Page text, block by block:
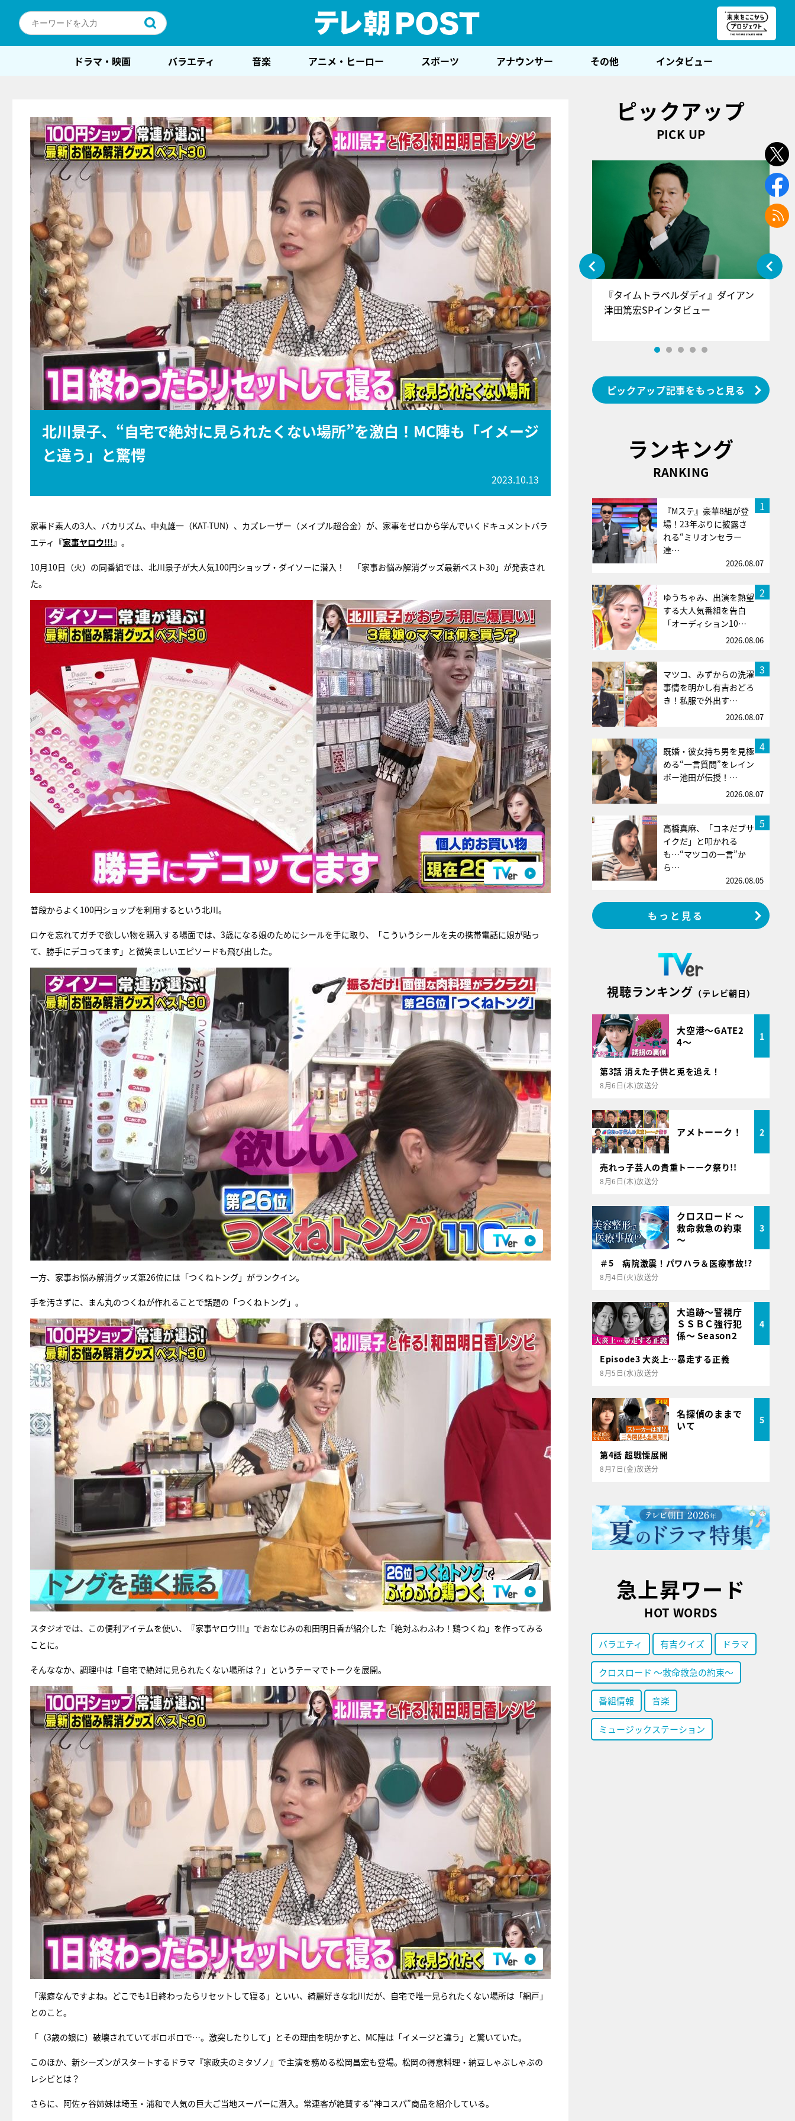
ドラマ・映画 バラエティ 音楽 アニメ・ヒーロー スポーツ アナウンサー その他 インタビュー
北川景子、“自宅で絶対に見られたくない場所”を激白！MC陣も「イメージ
と違う」と驚愕
2023.10.13
家事ド素人の3人、バカリズム、中丸雄一（KAT-TUN）、カズレーザー（メイプル超合金）が、家事をゼロから学んでいくドキュメントバラ
エティ 『家事ヤロウ!!!』 。
10月10日（火）の同番組では、北川景子が大人気100円ショップ・ダイソーに潜入！ 「家事お悩み解消グッズ最新ベスト30」が発表され
た。
普段からよく100円ショップを利用するという北川。
ロケを忘れてガチで欲しい物を購入する場面では、3歳になる娘のためにシールを手に取り、「こういうシールを夫の携帯電話に娘が貼っ
て、勝手にデコってます」と微笑ましいエピソードも飛び出した。
一方、家事お悩み解消グッズ第26位には「つくねトング」がランクイン。
手を汚さずに、まん丸のつくねが作れることで話題の「つくねトング」。
スタジオでは、この便利アイテムを使い、『家事ヤロウ!!!』でおなじみの和田明日香が紹介した「絶対ふわふわ！鶏つくね」を作ってみる
ことに。
そんななか、調理中は「自宅で絶対に見られたくない場所は？」というテーマでトークを展開。
「潔癖なんですよね。どこでも1日終わったらリセットして寝る」といい、綺麗好きな北川だが、自宅で唯一見られたくない場所は「網戸」
とのこと。
「（3歳の娘に）破壊されていてボロボロで…。激突したりして」とその理由を明かすと、MC陣は「イメージと違う」と驚いていた。
このほか、新シーズンがスタートするドラマ『家政夫のミタゾノ』で主演を務める松岡昌宏も登場。松岡の得意料理・納豆しゃぶしゃぶの
レシピとは？
さらに、阿佐ヶ谷姉妹は埼玉・浦和で人気の巨大ご当地スーパーに潜入。常連客が絶賛する“神コスパ”商品を紹介している。
ピックアップ
PICK UP
『アイ＝ラブ！げーみんぐ』＝LOV
E齋藤樹愛羅＆佐々木舞香SPインタ
ビュー
『タイムトラベルダディ』ダイアン
津田篤宏SPインタビュー
ピックアップ記事をもっと見る
ランキング
RANKING
1
『Mステ』豪華8組が登
場！23年ぶりに披露さ
れる“ミリオンセラー
達…
2026.08.07
2
ゆうちゃみ、出演を熱望
する大人気番組を告白
「オーディション10…
2026.08.06
3
マツコ、みずからの洗濯
事情を明かし有吉おどろ
き！私服で外出す…
2026.08.07
4
既婚・彼女持ち男を見極
める“一言質問”をレイン
ボー池田が伝授！…
2026.08.07
5
高橋真麻、「コネだブサ
イクだ」と叩かれる
も…“マツコの一言”か
ら…
2026.08.05
もっと見る
視聴ランキング （テレビ朝日）
大空港～GATE2
4～
1
第3話 消えた子供と兎を追え！
8月6日(木)放送分
アメトーーク！ 2
売れっ子芸人の貴重トーーク祭り!!
8月6日(木)放送分
クロスロード ～
救命救急の約束
～
3
＃5 病院激震！パワハラ＆医療事故!?
8月4日(火)放送分
大追跡～警視庁
ＳＳＢＣ強行犯
係～ Season2
4
Episode3 大炎上…暴走する正義
8月5日(水)放送分
名探偵のままで
いて
5
第4話 超戦慄展開
8月7日(金)放送分
急上昇ワード
HOT WORDS
バラエティ 有吉クイズ ドラマ
クロスロード ～救命救急の約束～
番組情報 音楽
ミュージックステーション